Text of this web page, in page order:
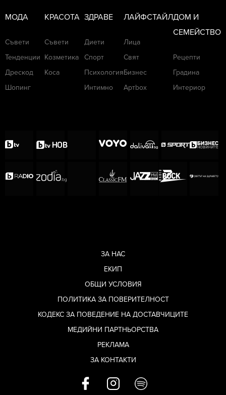
МОДА
Съвети
Тенденции
Дрескод
Шопинг
КРАСОТА
Съвети
Козметика
Коса
ЗДРАВЕ
Диети
Спорт
Психология
Интимно
ЛАЙФСТАЙЛ
Лица
Свят
Бизнес
Артbox
ДОМ И
СЕМЕЙСТВО
Рецепти
Градина
Интериор
ЗА НАС
ЕКИП
ОБЩИ УСЛОВИЯ
ПОЛИТИКА ЗА ПОВЕРИТЕЛНОСТ
КОДЕКС ЗА ПОВЕДЕНИЕ НА ДОСТАВЧИЦИТЕ
МЕДИЙНИ ПАРТНЬОРСТВА
РЕКЛАМА
ЗА КОНТАКТИ